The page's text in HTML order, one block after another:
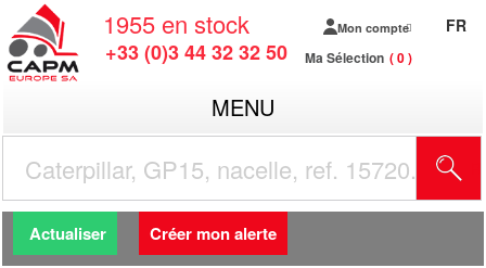
1955 en stock
+33 (0)3 44 32 32 50
Mon compte
Ma Sélection 0
FR
MENU
Actualiser Créer mon alerte